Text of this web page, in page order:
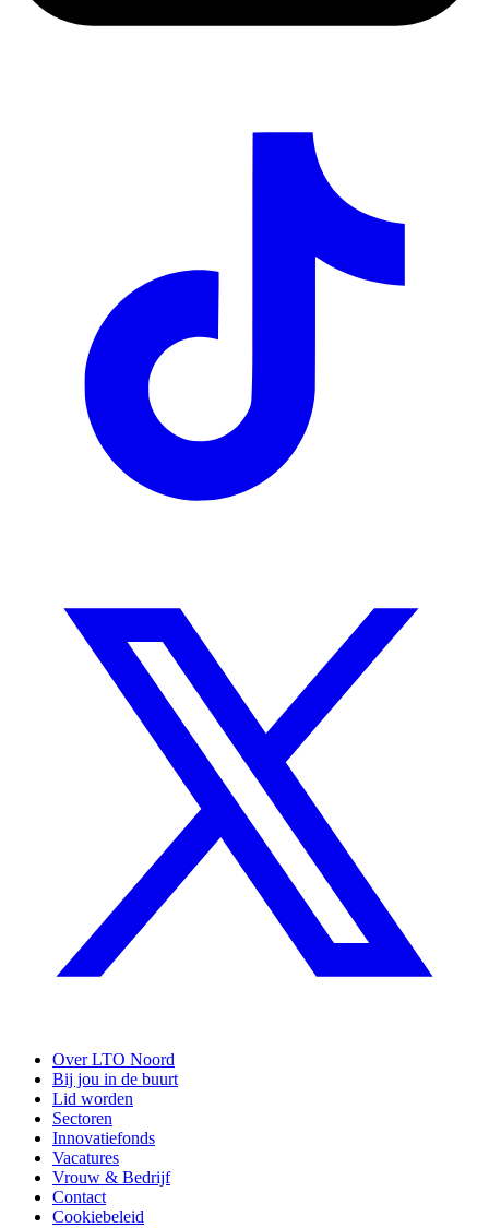
Over LTO Noord
Bij jou in de buurt
Lid worden
Sectoren
Innovatiefonds
Vacatures
Vrouw & Bedrijf
Contact
Cookiebeleid